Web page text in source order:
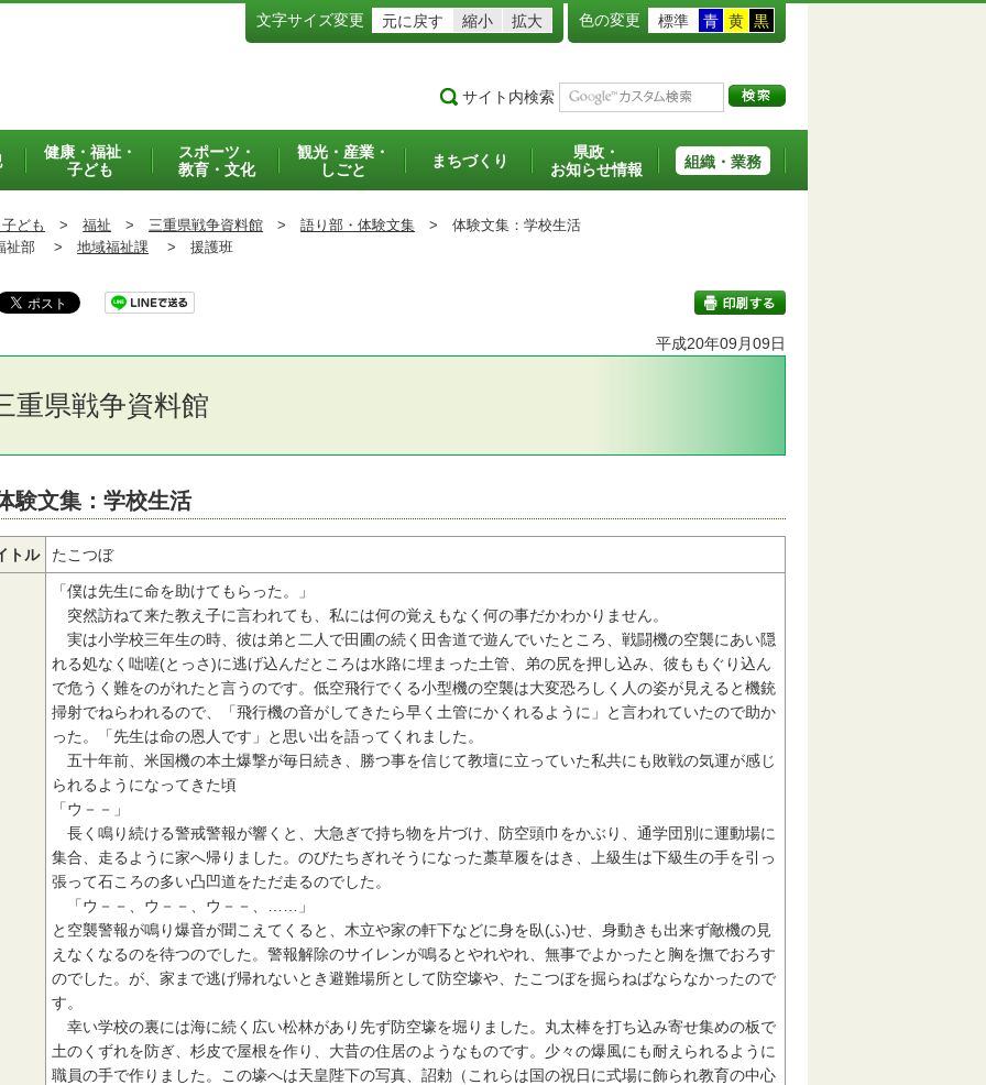
文字サイズ変更 元に戻す 縮小 拡大 色の変更 標準 青 黄 黒
サイト内検索
健康・福祉・
子ども
スポーツ・
教育・文化
観光・産業・
しごと
まちづくり
県政・
お知らせ情報
組織・業務
ども > 福祉 > 三重県戦争資料館 > 語り部・体験文集 > 体験文集：学校生活
祉部 >
地域福祉課 > 援護班
平成20年09月09日
重県戦争資料館
験文集：学校生活
トル たこつぼ
「僕は先生に命を助けてもらった。」
突然訪ねて来た教え子に言われても、私には何の覚えもなく何の事だかわかりません。
実は小学校三年生の時、彼は弟と二人で田圃の続く田舎道で遊んでいたところ、戦闘機の空襲にあい隠
れる処なく咄嗟(とっさ)に逃げ込んだところは水路に埋まった土管、弟の尻を押し込み、彼ももぐり込ん
で危うく難をのがれたと言うのです。低空飛行でくる小型機の空襲は大変恐ろしく人の姿が見えると機銃
掃射でねらわれるので、「飛行機の音がしてきたら早く土管にかくれるように」と言われていたので助か
った。「先生は命の恩人です」と思い出を語ってくれました。
五十年前、米国機の本土爆撃が毎日続き、勝つ事を信じて教壇に立っていた私共にも敗戦の気運が感じ
られるようになってきた頃
「ウ－－」
長く鳴り続ける警戒警報が響くと、大急ぎで持ち物を片づけ、防空頭巾をかぶり、通学団別に運動場に
集合、走るように家へ帰りました。のびたちぎれそうになった藁草履をはき、上級生は下級生の手を引っ
張って石ころの多い凸凹道をただ走るのでした。
「ウ－－、ウ－－、ウ－－、……」
と空襲警報が鳴り爆音が聞こえてくると、木立や家の軒下などに身を臥(ふ)せ、身動きも出来ず敵機の見
えなくなるのを待つのでした。警報解除のサイレンが鳴るとやれやれ、無事でよかったと胸を撫でおろす
のでした。が、家まで逃げ帰れないとき避難場所として防空壕や、たこつぼを掘らねばならなかったので
す。
幸い学校の裏には海に続く広い松林があり先ず防空壕を堀りました。丸太棒を打ち込み寄せ集めの板で
土のくずれを防ぎ、杉皮で屋根を作り、大昔の住居のようなものです。少々の爆風にも耐えられるように
職員の手で作りました。この壕へは天皇陛下の写真、詔勅（これらは国の祝日に式場に飾られ教育の中心